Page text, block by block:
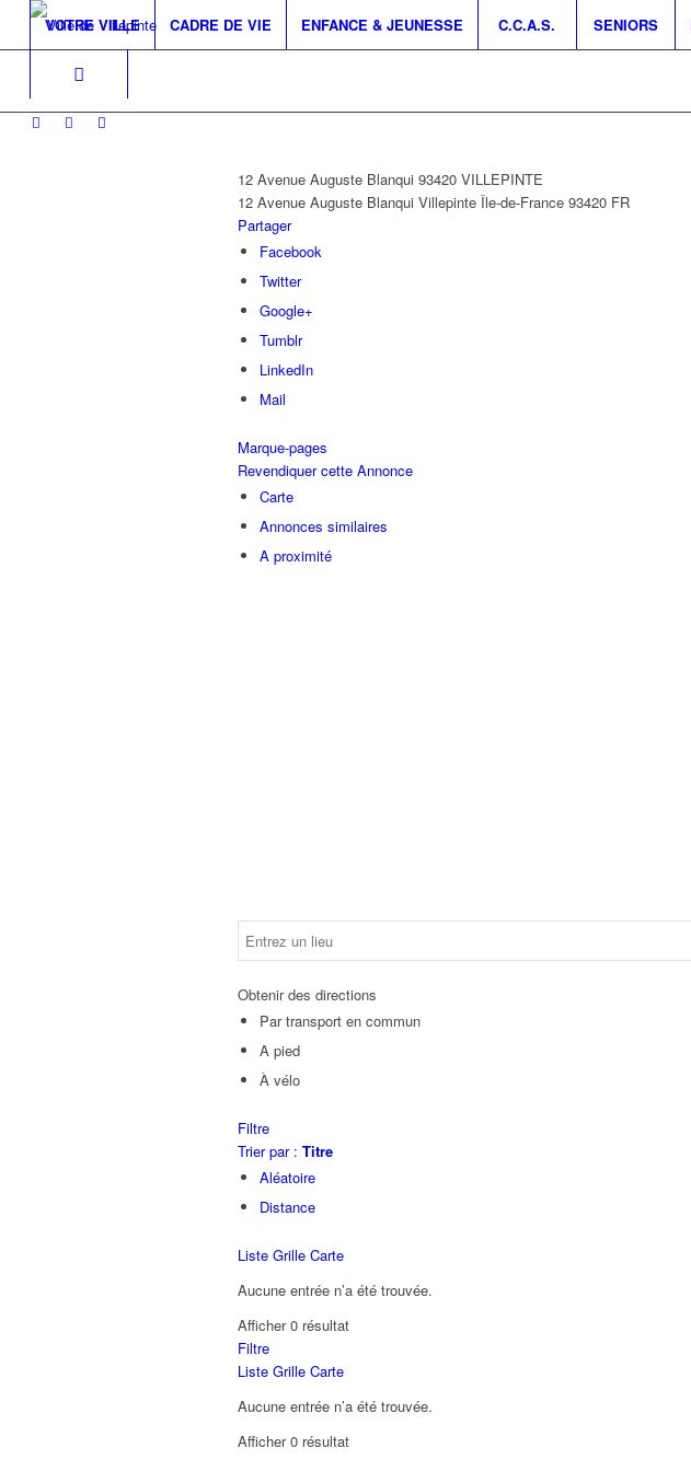
VOTRE VILLE CADRE DE VIE ENFANCE & JEUNESSE C.C.A.S. SENIORS
12 Avenue Auguste Blanqui 93420 VILLEPINTE
12 Avenue Auguste Blanqui Villepinte Île-de-France 93420 FR
Partager
Facebook
Twitter
Google+
Tumblr
LinkedIn
Mail
Marque-pages
Revendiquer cette Annonce
Carte
Annonces similaires
A proximité
Obtenir des directions
Par transport en commun
A pied
À vélo
Filtre
Trier par : Titre
Aléatoire
Distance
Liste Grille Carte
Aucune entrée n’a été trouvée.
Afficher 0 résultat
Filtre
Liste Grille Carte
Aucune entrée n’a été trouvée.
Afficher 0 résultat